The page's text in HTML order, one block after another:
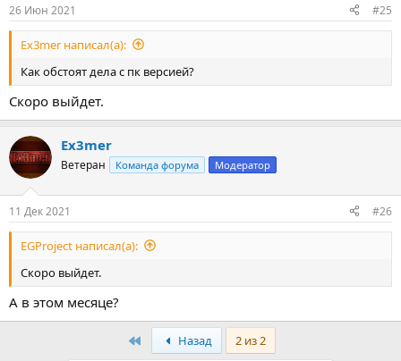
26 Июн 2021 #25
Ex3mer написал(а):
Как обстоят дела с пк версией?
Скоро выйдет.
Ex3mer
Ветеран Команда форума Модератор
11 Дек 2021 #26
EGProject написал(а):
Скоро выйдет.
А в этом месяце?
Назад 2 из 2